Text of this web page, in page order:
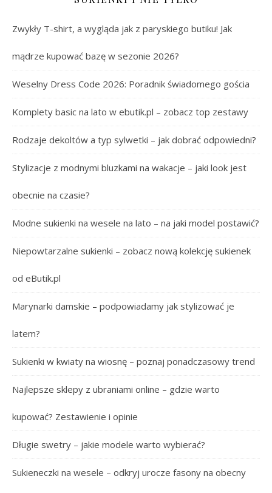
Zwykły T-shirt, a wygląda jak z paryskiego butiku! Jak
mądrze kupować bazę w sezonie 2026?
Weselny Dress Code 2026: Poradnik świadomego gościa
Komplety basic na lato w ebutik.pl – zobacz top zestawy
Rodzaje dekoltów a typ sylwetki – jak dobrać odpowiedni?
Stylizacje z modnymi bluzkami na wakacje – jaki look jest
obecnie na czasie?
Modne sukienki na wesele na lato – na jaki model postawić?
Niepowtarzalne sukienki – zobacz nową kolekcję sukienek
od eButik.pl
Marynarki damskie – podpowiadamy jak stylizować je
latem?
Sukienki w kwiaty na wiosnę – poznaj ponadczasowy trend
Najlepsze sklepy z ubraniami online – gdzie warto
kupować? Zestawienie i opinie
Długie swetry – jakie modele warto wybierać?
Sukieneczki na wesele – odkryj urocze fasony na obecny